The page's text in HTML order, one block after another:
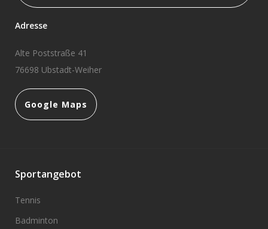
Adresse
Alte Poststraße 41
76698 Ubstadt-Weiher
Google Maps
Sportangebot
Tennis
Badminton